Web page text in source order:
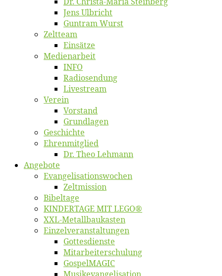
Jens Ulb­richt
Gun­tram Wurst
Zelt­team
Ein­sät­ze
Me­di­en­ar­beit
INFO
Ra­dio­sen­dung
Live­stream
Ver­ein
Vor­stand
Grund­la­gen
Ge­schich­te
Eh­ren­mit­glied
Dr. Theo Lehmann
An­ge­bo­te
Evangelisa­tions­wo­chen
Zelt­mis­si­on
Bi­bel­ta­ge
KINDERTAGE MIT LEGO®
XXL-Me­­tal­l­­bau­­kas­­ten
Einzelver­an­stal­tungen
Got­tes­diens­te
Mitarbeiter­schulung
Gos­pel­MA­GIC